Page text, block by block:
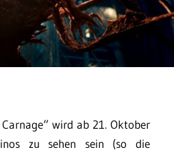
wird ab 21. Oktober
zu sehen sein (so die